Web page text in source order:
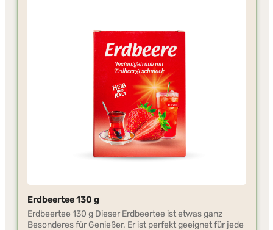
Erdbeertee 130 g
Erdbeertee 130 g Dieser Erdbeertee ist etwas ganz
Besonderes für Genießer. Er ist perfekt geeignet für jede